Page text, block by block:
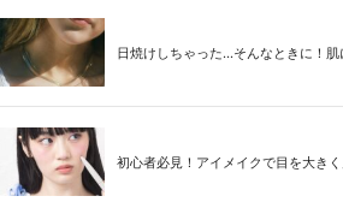
日焼けしちゃった...そんなときに！
初心者必見！アイメイクで目を大き